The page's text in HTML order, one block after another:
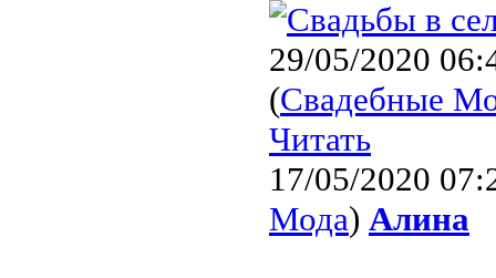
29/05/2020
(Свадебные
Читать
17/05/2020
Мода) Алина